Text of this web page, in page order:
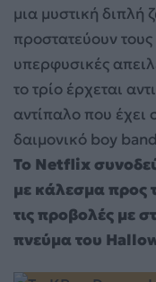
μια μυστική διπλή
προστατεύουν
υπερφυσικές
το τρίο έρχεται
αντίπαλο που έχει
δαιμονικό boy
Το Netflix
με κάλεσμα προς
τις προβολές με
πνεύμα του